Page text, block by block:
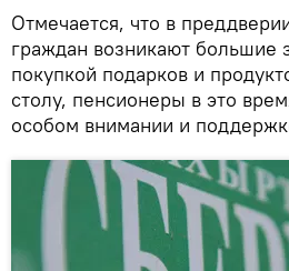
Отмечается, что в
граждан возникают большие
покупкой подарков и
столу, пенсионеры в это
особом внимании и